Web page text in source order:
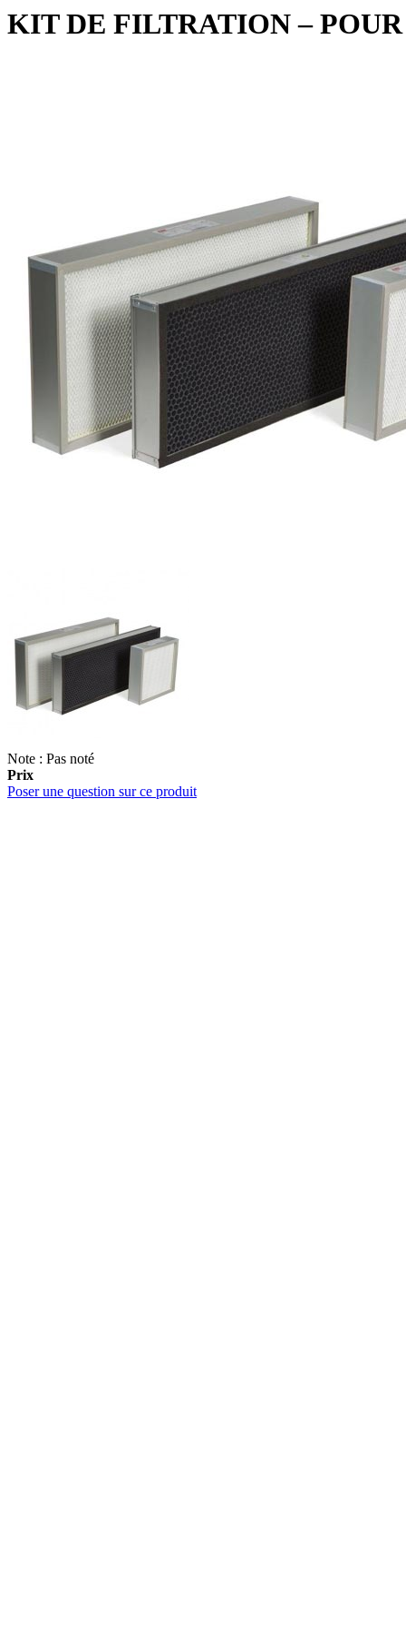
KIT DE FILTRATION –
Note : Pas noté
Prix
Poser une question sur ce produit